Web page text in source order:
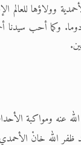
إلى
هذا الكتاب
وولاؤها للعالم
وكما أحب سيدنا
عنه ومواكبة
ظفر الله خانْ الأحمدي